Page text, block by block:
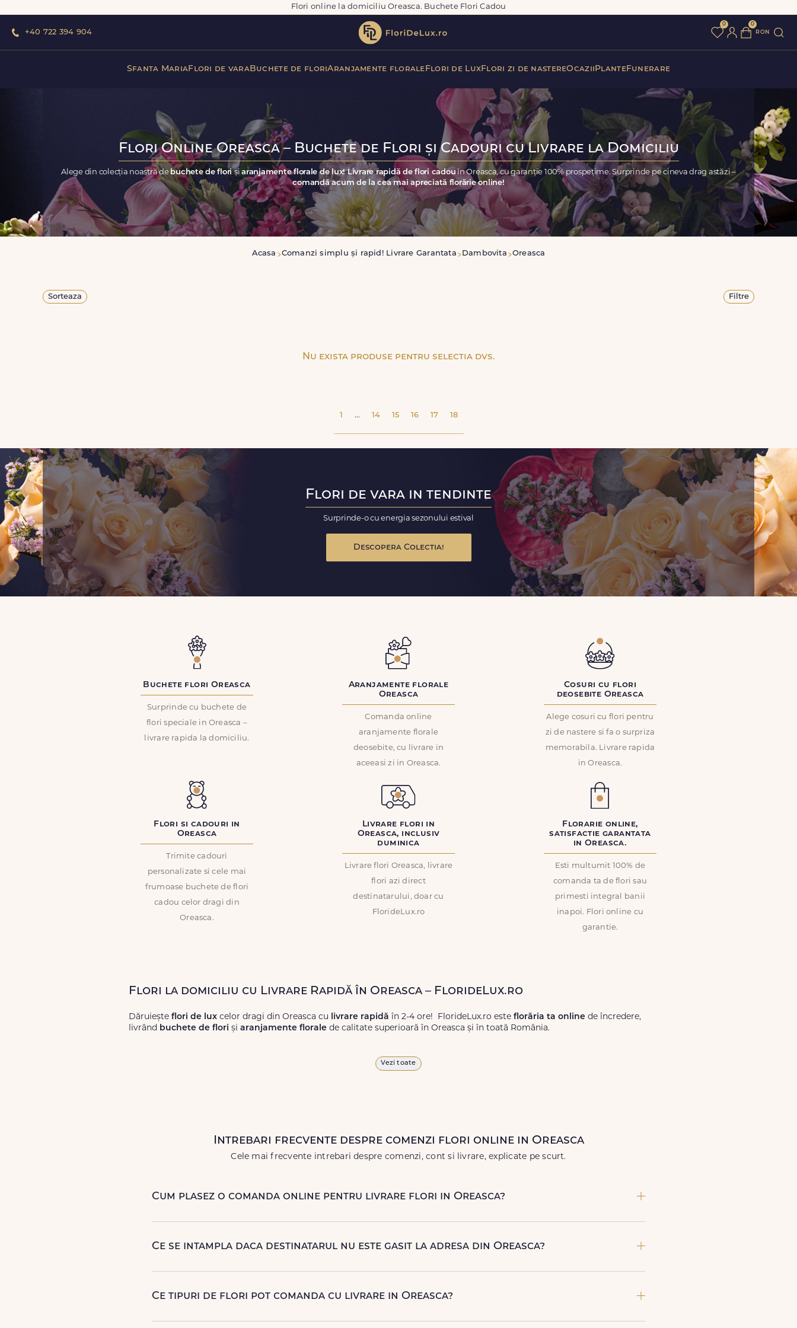
Flori online la domiciliu Oreasca. Buchete Flori Cadou
+40 722 394 904
0 0
ron
Sfanta MariaFlori de varaBuchete de floriAranjamente florale Flori de LuxFlori zi de nastereOcazii PlanteFunerare
Flori Online Oreasca – Buchete de Flori și Cadouri cu Livrare la Domiciliu
Alege din colecția noastră de buchete de florișiaranjamente florale de lux! Livrare rapidă de flori cadou în Oreasca, cu garanție 100% prospețime. Surprinde pe cineva drag astăzi –
comandă acum de la cea mai apreciată florărie online!
Acasa Comanzi simplu și rapid! Livrare Garantata Dambovita Oreasca
Sorteaza Filtre
Nu exista produse pentru selectia dvs.
1 ... 14 15 16 17 18
Flori de vara in tendinte
Surprinde-o cu energia sezonului estival
Descopera Colectia!
Buchete flori Oreasca
Surprinde cu buchete de
flori speciale in Oreasca –
livrare rapida la domiciliu.
Aranjamente florale
Oreasca
Comanda online
aranjamente florale
deosebite, cu livrare in
aceeasi zi in Oreasca.
Cosuri cu flori
deosebite Oreasca
Alege cosuri cu flori pentru
zi de nastere si fa o surpriza
memorabila. Livrare rapida
in Oreasca.
Flori si cadouri in
Oreasca
Trimite cadouri
personalizate si cele mai
frumoase buchete de flori
cadou celor dragi din
Oreasca.
Livrare flori in
Oreasca, inclusiv
duminica
Livrare flori Oreasca, livrare
flori azi direct
destinatarului, doar cu
FlorideLux.ro
Florarie online,
satisfactie garantata
in Oreasca.
Esti multumit 100% de
comanda ta de flori sau
primesti integral banii
inapoi. Flori online cu
garantie.
Flori la domiciliu cu Livrare Rapidă în Oreasca – FlorideLux.ro
Dăruiește flori de lux celor dragi din Oreasca cu livrare rapidă în 2-4 ore! FlorideLux.ro este florăria ta online de încredere,
livrând buchete de flori și aranjamente florale de calitate superioară în Oreasca și în toată România.
Vezi toate
Intrebari frecvente despre comenzi flori online in Oreasca
Cele mai frecvente intrebari despre comenzi, cont si livrare, explicate pe scurt.
Cum plasez o comanda online pentru livrare flori in Oreasca?
Ce se intampla daca destinatarul nu este gasit la adresa din Oreasca?
Ce tipuri de flori pot comanda cu livrare in Oreasca?